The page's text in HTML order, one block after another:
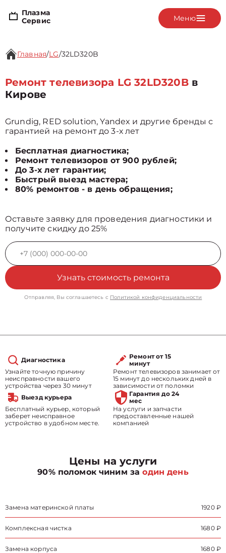
Плазма
Сервис
Меню
Главная/LG/32LD320B
Ремонт телевизора LG 32LD320Bв
Кирове
Grundig, RED solution, Yandex и другие бренды с
гарантией на ремонт до 3-х лет
Бесплатная диагностика;
Ремонт телевизоров от 900 рублей;
До 3-х лет гарантии;
Быстрый выезд мастера;
80% ремонтов - в день обращения;
Оставьте заявку для проведения диагностики и
получите скидку до 25%
Узнать стоимость ремонта
Отправляя, Вы соглашаетесь с Политикой конфиденциальности
Диагностика
Узнайте точную причину
неисправности вашего
устройства через 30 минут
Ремонт от 15
минут
Ремонт телевизоров занимает от
15 минут до нескольких дней в
зависимости от поломки
Выезд курьера
Бесплатный курьер, который
заберет неисправное
устройство в удобном месте.
Гарантия до 24
мес
На услуги и запчасти
предоставленные нашей
компанией
Цены на услуги
90% поломок чиним заодин день
Замена материнской платы 1920 ₽
Комплексная чистка 1680 ₽
Замена корпуса 1680 ₽